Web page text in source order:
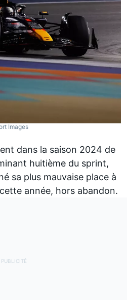
Images
dans la saison 2024 de
huitième du sprint,
sa plus mauvaise place à
année, hors abandon.